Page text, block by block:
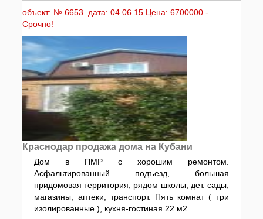
объект: № 6653 дата: 04.06.15 Цена: 6700000 -
Срочно!
Краснодар продажа дома на Кубани
Дом в ПМР с хорошим ремонтом.
Асфальтированный подъезд, большая
придомовая территория, рядом школы, дет. сады,
магазины, аптеки, транспорт. Пять комнат ( три
изолированные ), кухня-гостиная 22 м2